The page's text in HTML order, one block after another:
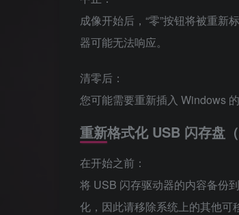
成像开始后，“零”按钮将被重新
器可能无法响应。
清零后：
您可能需要重新插入 Windows
重新格式化 USB 闪存盘（
在开始之前：
将 USB 闪存驱动器的内容备份
化，因此请移除系统上的其他